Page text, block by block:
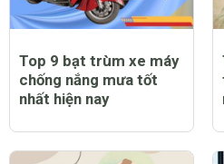
Top 9 bạt trùm xe máy
chống nắng mưa tốt
nhất hiện nay